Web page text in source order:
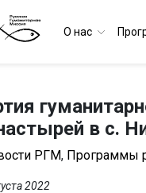
О нас
в с.
РГМ, Программы
2022